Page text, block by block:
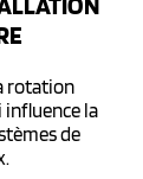
rotation
influence la
de